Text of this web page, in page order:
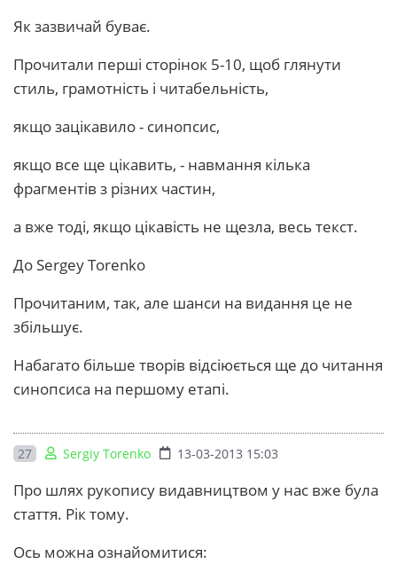
Як зазвичай буває.
Прочитали перші сторінок 5-10, щоб глянути
стиль, грамотність і читабельність,
якщо зацікавило - синопсис,
якщо все ще цікавить, - навмання кілька
фрагментів з різних частин,
а вже тоді, якщо цікавість не щезла, весь текст.
До Sergey Torenko
Прочитаним, так, але шанси на видання це не
збільшує.
Набагато більше творів відсіюється ще до читання
синопсиса на першому етапі.
27 Sergiy Torenko 13-03-2013 15:03
Про шлях рукопису видавництвом у нас вже була
стаття. Рік тому.
Ось можна ознайомитися: